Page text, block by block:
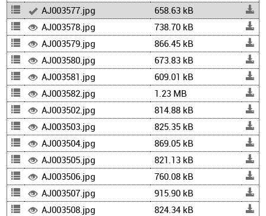
AJ003577.jpg
658.63 kB
AJ003578.jpg
738.70 kB
AJ003579.jpg
866.45 kB
AJ003580.jpg
673.83 kB
AJ003581.jpg
609.01 kB
AJ003582.jpg
1.23 MB
AJ003502.jpg
814.88 kB
AJ003503.jpg
825.35 kB
AJ003504.jpg
869.05 kB
AJ003505.jpg
821.13 kB
AJ003506.jpg
760.08 kB
AJ003507.jpg
915.90 kB
AJ003508.jpg
824.34 kB